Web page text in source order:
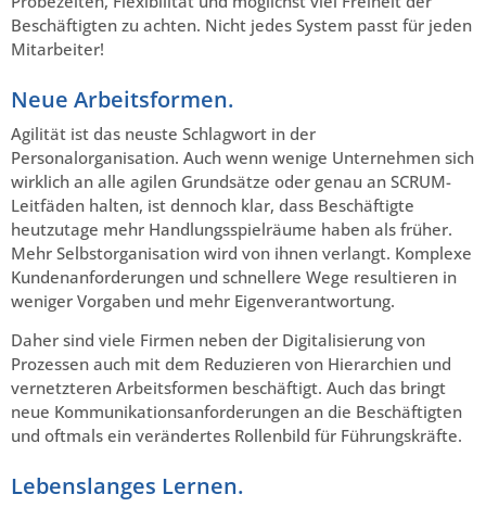
Beschäftigten zu achten. Nicht jedes System passt für jeden
Mitarbeiter!
Neue Arbeitsformen.
Agilität ist das neuste Schlagwort in der
Personalorganisation. Auch wenn wenige Unternehmen sich
wirklich an alle agilen Grundsätze oder genau an SCRUM-
Leitfäden halten, ist dennoch klar, dass Beschäftigte
heutzutage mehr Handlungsspielräume haben als früher.
Mehr Selbstorganisation wird von ihnen verlangt. Komplexe
Kundenanforderungen und schnellere Wege resultieren in
weniger Vorgaben und mehr Eigenverantwortung.
Daher sind viele Firmen neben der Digitalisierung von
Prozessen auch mit dem Reduzieren von Hierarchien und
vernetzteren Arbeitsformen beschäftigt. Auch das bringt
neue Kommunikationsanforderungen an die Beschäftigten
und oftmals ein verändertes Rollenbild für Führungskräfte.
Lebenslanges Lernen.